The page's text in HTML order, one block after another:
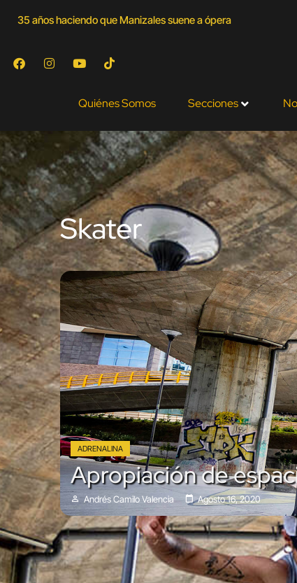
35 años haciendo que Manizales suene a ópera
Quiénes Somos Secciones
Skater
ADRENALINA
Apropiación de
Andrés Camilo Valencia Agosto 16, 2020